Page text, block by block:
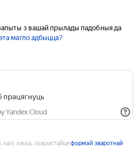
з вашай прылады падобныя да
магло адбыцца?
працягнуць
Yandex Cloud
калі ласка, скарыстайцеформай зваротнай